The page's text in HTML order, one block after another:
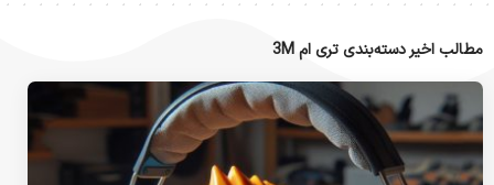
مطالب اخیر دسته‌بندی تری ام 3M